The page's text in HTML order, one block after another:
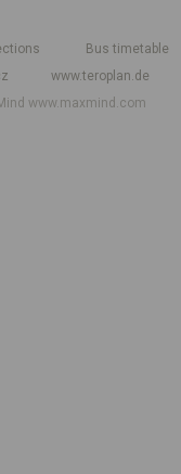
Bus timetable
www.teroplan.de
www.maxmind.com